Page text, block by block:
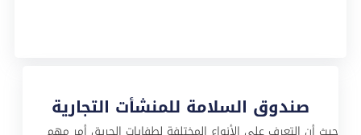
صندوق السلامة للمنشأت التجارية